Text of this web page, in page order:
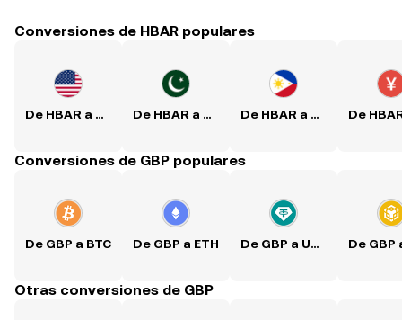
Conversiones de HBAR populares
De HBAR a USD De HBAR a PKR De HBAR a PHP
Conversiones de GBP populares
De GBP a BTC De GBP a ETH De GBP a USDT
Otras conversiones de GBP